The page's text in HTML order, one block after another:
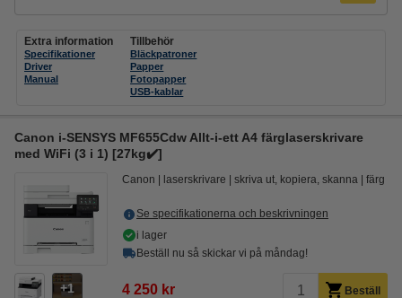
Extra information
Specifikationer
Driver
Manual
Tillbehör
Bläckpatroner
Papper
Fotopapper
USB-kablar
Canon i-SENSYS MF655Cdw Allt-i-ett A4 färglaserskrivare
med WiFi (3 i 1) [27kg✔️]
1
Canon laserskrivare skriva ut, kopiera, skanna färg
Se specifikationerna och beskrivningen
i lager
Beställ nu så skickar vi på måndag!
4 250 kr Beställ